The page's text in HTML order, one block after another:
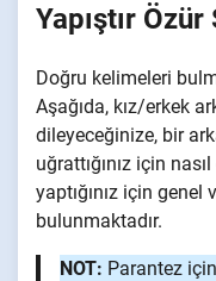
Yapıştır Özür
Doğru kelimeleri
Aşağıda, kız/erkek
dileyeceğinize, bir
uğrattığınız için
yaptığınız için
bulunmaktadır.
NOT: Parantez